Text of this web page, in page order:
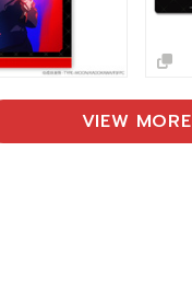
VIEW MORE